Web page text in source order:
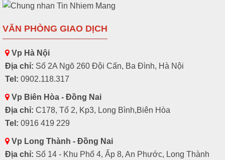
VĂN PHÒNG GIAO DỊCH
Vp Hà Nội
Địa chỉ: Số 2A Ngõ 260 Đội Cấn, Ba Đình, Hà Nội
Tel: 0902.118.317
Vp Biên Hòa - Đồng Nai
Địa chỉ: C178, Tổ 2, Kp3, Long Bình,Biên Hòa
Tel: 0916 419 229
Vp Long Thành - Đồng Nai
Địa chỉ: Số 14 - Khu Phố 4, Ấp 8, An Phước, Long Thành